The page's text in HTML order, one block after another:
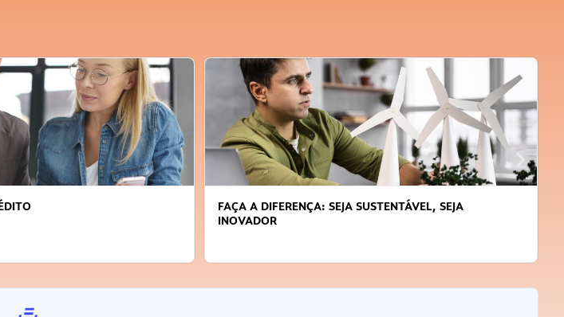
FAÇA A DIFERENÇA: SEJA SUSTENTÁVEL, SEJA
APRENDA A GERENCIAR O SEU TEMPO